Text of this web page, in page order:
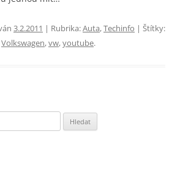
3.2.2011 | Rubrika:Auta,Techinfo | Štítky:
Volkswagen,vw,youtube.